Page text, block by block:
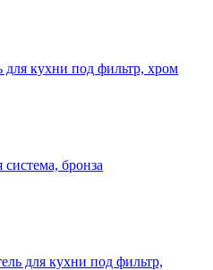
для кухни под фильтр, хром
бронза
для кухни под фильтр,